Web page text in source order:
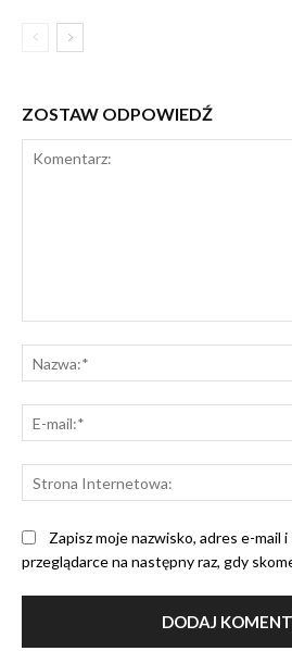
ZOSTAW ODPOWIEDŹ
Zapisz moje nazwisko, adres e-
przeglądarce na następny raz, gdy